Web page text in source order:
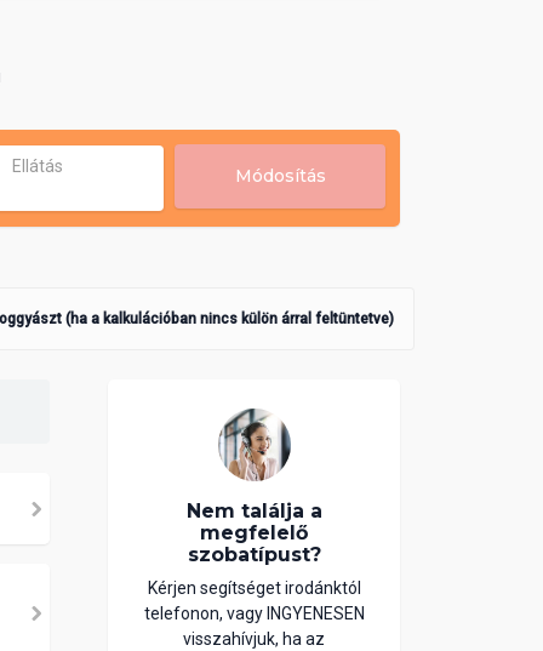
Ellátás Módosítás
(ha a kalkulációban nincs külön árral feltüntetve)
Nem találja a
megfelelő
szobatípust?
Kérjen segítséget irodánktól
telefonon, vagy INGYENESEN
visszahívjuk, ha az